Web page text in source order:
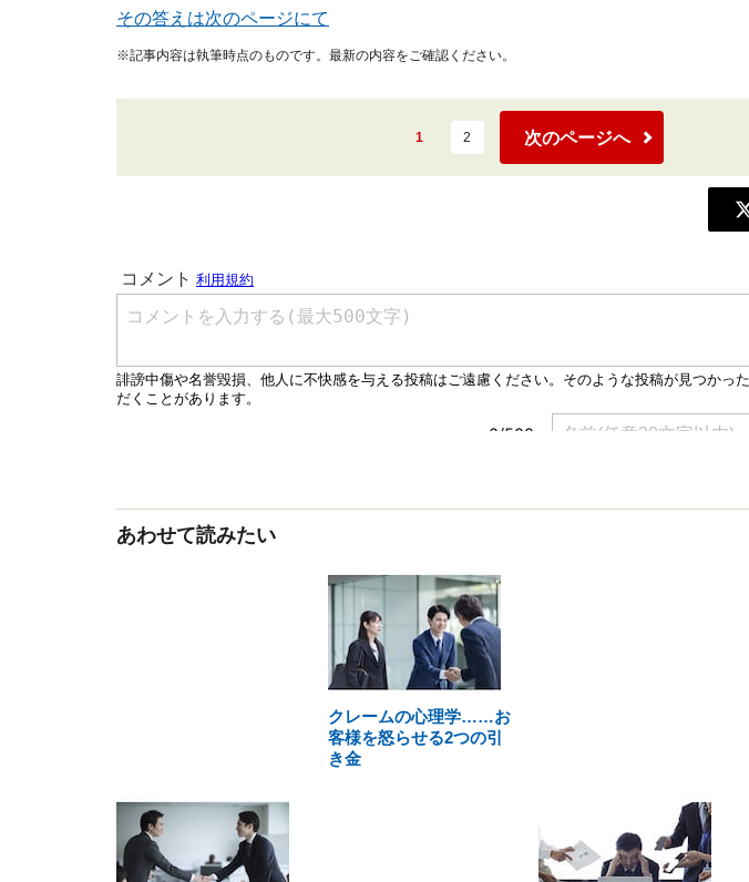
その答えは次のページにて
※記事内容は執筆時点のものです。最新の内容をご確認ください。
1 2 次のページへ
あわせて読みたい
クレームの心理学……お
客様を怒らせる2つの引
き金